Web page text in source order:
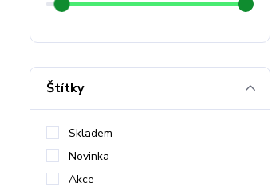
Štítky
Skladem
Novinka
Akce